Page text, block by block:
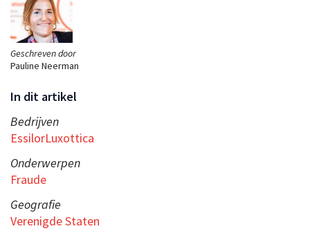
Geschreven door
Pauline Neerman
In dit artikel
Bedrijven
EssilorLuxottica
Onderwerpen
Fraude
Geografie
Verenigde Staten